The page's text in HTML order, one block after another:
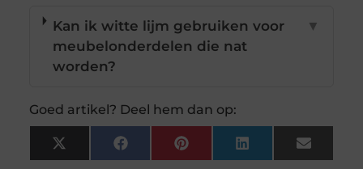
Kan ik witte lijm gebruiken voor
meubelonderdelen die nat
worden?
▼
Goed artikel? Deel hem dan op:
X
(Twitter)
FacebookPinterestLinkedInEmail